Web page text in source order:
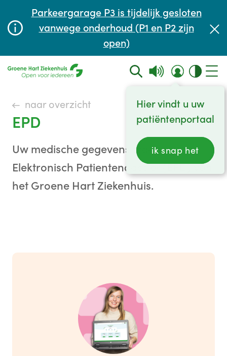
Parkeergarage P3 is tijdelijk gesloten
vanwege onderhoud (P1 en P2 zijn
open)
Hier vindt u uw
patiëntenportaal
ik snap het
Wachttijden
naar overzicht
EPD
Uw medische gegevens staan in een
Elektronisch Patientendossier (EPD) van
het Groene Hart Ziekenhuis.